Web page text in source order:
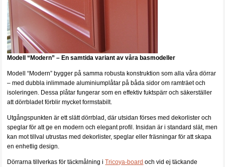
Modell “Modern” – En samtida variant av våra basmodeller
Modell “Modern” bygger på samma robusta konstruktion som alla våra dörrar
– med dubbla inlimmade aluminiumplåtar på båda sidor om ramträet och
isoleringen. Dessa plåtar fungerar som en effektiv fuktspärr och säkerställer
att dörrbladet förblir mycket formstabilt.
Utgångspunkten är ett slätt dörrblad, där utsidan förses med dekorlister och
speglar för att ge en modern och elegant profil. Insidan är i standard slät, men
kan mot tillval utrustas med dekorlister, speglar eller fräsningar för att skapa
en enhetlig design.
Dörrarna tillverkas för täckmålning iTricoya-board och vid ej täckande